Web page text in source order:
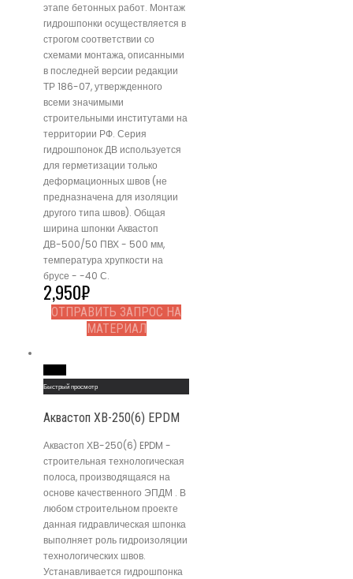
этапе бетонных работ. Монтаж
гидрошпонки осуществляется в
строгом соответствии со
схемами монтажа, описанными
в последней версии редакции
ТР 186-07, утвержденного
всеми значимыми
строительными институтами на
территории РФ. Серия
гидрошпонок ДВ используется
для герметизации только
деформационных швов (не
предназначена для изоляции
другого типа швов). Общая
ширина шпонки Аквастоп
ДВ-500/50 ПВХ - 500 мм,
температура хрупкости на
брусе - -40 С.
2,950₽
ОТПРАВИТЬ ЗАПРОС НА
МАТЕРИАЛ
Быстрый просмотр
Аквастоп ХВ-250(6) EPDM
Аквастоп ХВ-250(6) EPDM -
строительная технологическая
полоса, производящаяся на
основе качественного ЭПДМ . В
любом строительном проекте
данная гидравлическая шпонка
выполняет роль гидроизоляции
технологических швов.
Устанавливается гидрошпонка